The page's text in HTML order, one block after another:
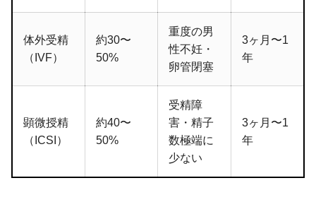
体外受精
（IVF）
約30〜
50%
重度の男
性不妊・
卵管閉塞
3ヶ月〜1
年
顕微授精
（ICSI）
約40〜
50%
受精障
害・精子
数極端に
少ない
3ヶ月〜1
年